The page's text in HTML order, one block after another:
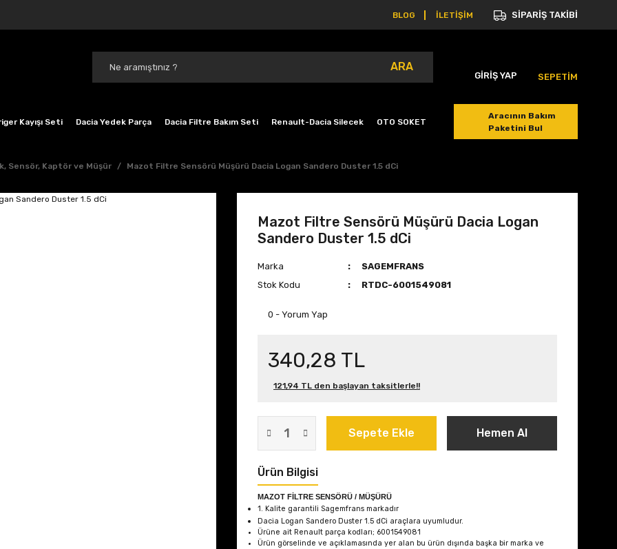
BLOG İLETİŞİM SİPARİŞ TAKİBİ
ARA
GİRİŞ YAP SEPETİM
Kayışı Seti Dacia Yedek Parça Dacia Filtre Bakım Seti Renault-Dacia Silecek OTO SOKET
Aracının Bakım
Paketini Bul
Sensör, Kaptör ve Müşür Mazot Filtre Sensörü Müşürü Dacia Logan Sandero Duster 1.5 dCi
Mazot Filtre Sensörü Müşürü Dacia Logan
Sandero Duster 1.5 dCi
Marka
SAGEMFRANS
Stok Kodu
RTDC-6001549081
0 - Yorum Yap
340,28 TL
121,94 TL den başlayan taksitlerle!!
Sepete Ekle Hemen Al
Ürün Bilgisi
MAZOT FİLTRE SENSÖRÜ / MÜŞÜRÜ
1. Kalite garantili Sagemfrans markadır
Dacia Logan Sandero Duster 1.5 dCi araçlara uyumludur.
Ürüne ait Renault parça kodları; 6001549081
Ürün görselinde ve açıklamasında yer alan bu ürün dışında başka bir marka ve